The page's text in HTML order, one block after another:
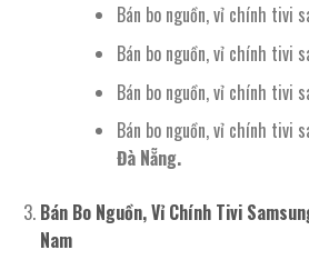
Bán bo nguồn, vỉ chính tivi
Bán bo nguồn, vỉ chính tivi
Bán bo nguồn, vỉ chính tivi
Bán bo nguồn, vỉ chính tivi
Đà Nẵng.
Bán Bo Nguồn, Vỉ Chính Tivi
Nam